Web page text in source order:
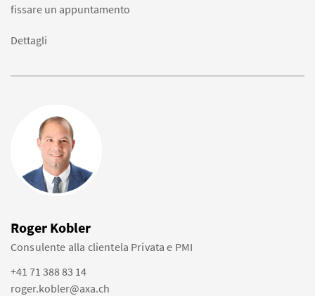
fissare un appuntamento
Dettagli
Roger Kobler
Consulente alla clientela Privata e PMI
+41 71 388 83 14
roger.kobler@axa.ch